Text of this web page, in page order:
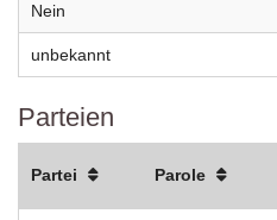
Nein
unbekannt
Parteien
Partei Parole